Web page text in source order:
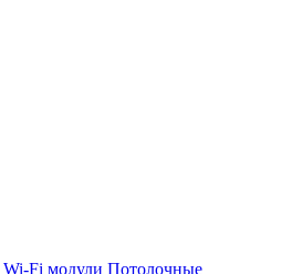
Wi-Fi модули Потолочные